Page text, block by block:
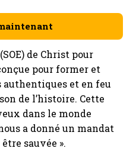
de Christ pour
pour former et
authentiques et en feu
de l’histoire. Cette
dans le monde
a donné un mandat
sauvée ».